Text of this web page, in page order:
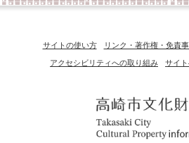
サイトの使い方 リンク・著作権・免責
アクセシビリティへの取り組み サイ